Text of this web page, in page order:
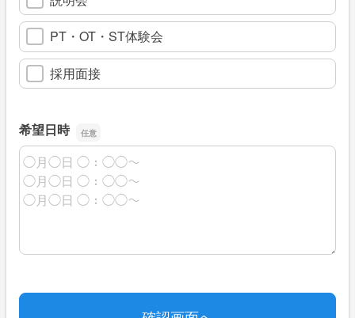
PT・OT・ST体験会
採用面接
希望日時
希望日時